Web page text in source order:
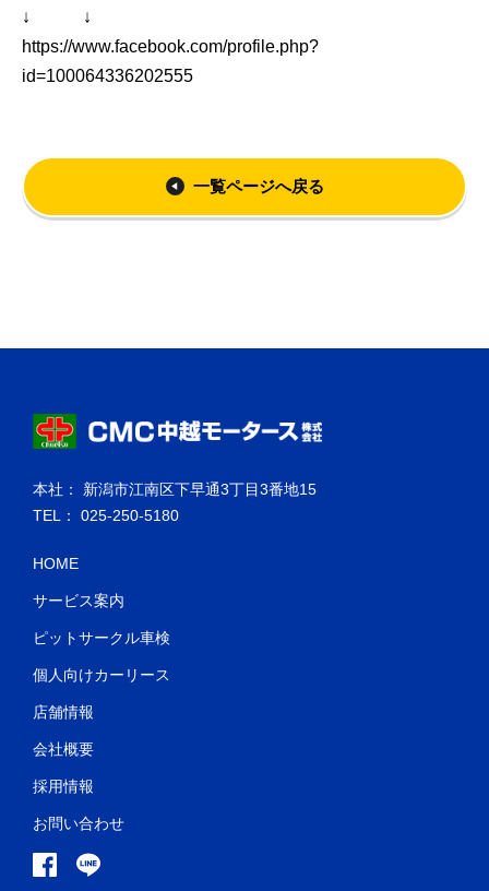
↓ ↓
https://www.facebook.com/profile.php?
id=100064336202555
一覧ページへ戻る
本社： 新潟市江南区下早通3丁目3番地15
TEL： 025-250-5180
HOME
サービス案内
ピットサークル車検
個人向けカーリース
店舗情報
会社概要
採用情報
お問い合わせ